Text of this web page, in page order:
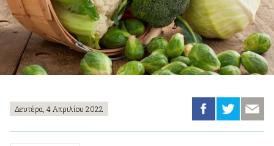
Δευτέρα, 4 Απριλίου 2022